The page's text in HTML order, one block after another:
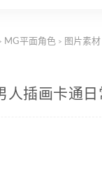
MG平面角色 > 图片素
人插画卡通